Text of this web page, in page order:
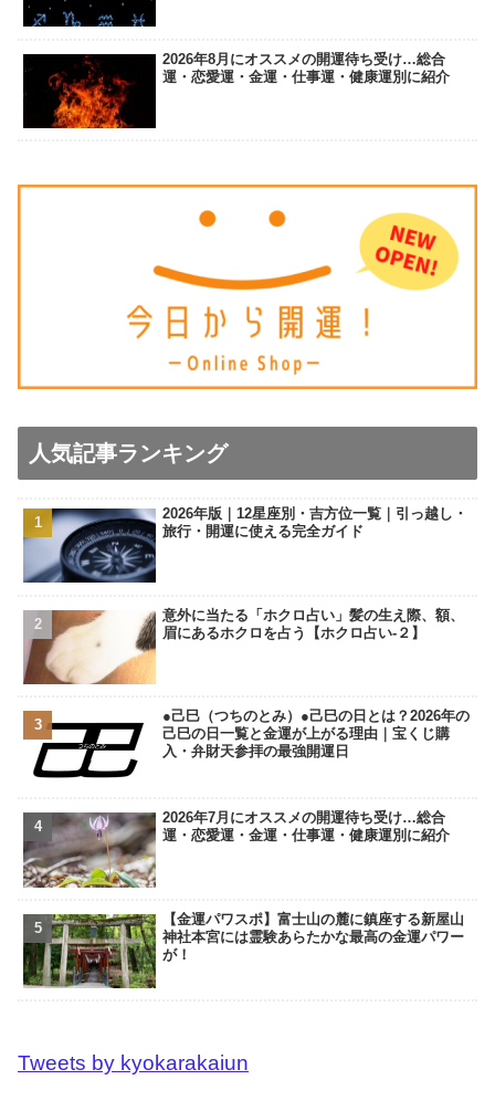
2026年8月にオススメの開運待ち受け…総合
運・恋愛運・金運・仕事運・健康運別に紹介
人気記事ランキング
2026年版｜12星座別・吉方位一覧｜引っ越し・
旅行・開運に使える完全ガイド
意外に当たる「ホクロ占い」髪の生え際、額、
眉にあるホクロを占う【ホクロ占い‐２】
●己巳（つちのとみ）●己巳の日とは？2026年の
己巳の日一覧と金運が上がる理由｜宝くじ購
入・弁財天参拝の最強開運日
2026年7月にオススメの開運待ち受け…総合
運・恋愛運・金運・仕事運・健康運別に紹介
【金運パワスポ】富士山の麓に鎮座する新屋山
神社本宮には霊験あらたかな最高の金運パワー
が！
Tweets by kyokarakaiun